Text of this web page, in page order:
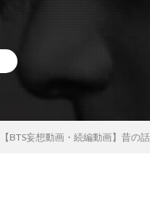
【BTS妄想動画・続編動画】昔の